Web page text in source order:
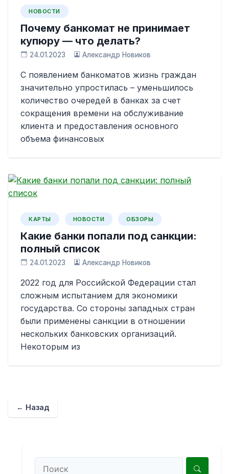
НОВОСТИ
Почему банкомат не принимает
купюру — что делать?
24.01.2023 Александр Новиков
С появлением банкоматов жизнь граждан
значительно упростилась – уменьшилось
количество очередей в банках за счет
сокращения времени на обслуживание
клиента и предоставления основного
объема финансовых
КАРТЫ НОВОСТИ ОБЗОРЫ
Какие банки попали под санкции:
полный список
24.01.2023 Александр Новиков
2022 год для Российской Федерации стал
сложным испытанием для экономики
государства. Со стороны западных стран
были применены санкции в отношении
нескольких банковских организаций.
Некоторым из
← Назад